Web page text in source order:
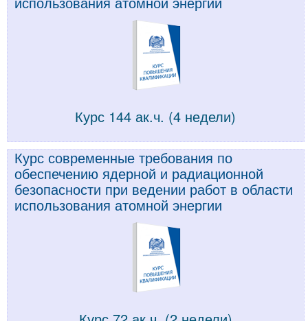
Курс 144 ак.ч. (4 недели)
Курс современные требования по
обеспечению ядерной и радиационной
безопасности при ведении работ в области
использования атомной энергии